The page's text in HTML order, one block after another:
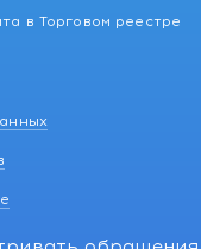
в Торговом реестре